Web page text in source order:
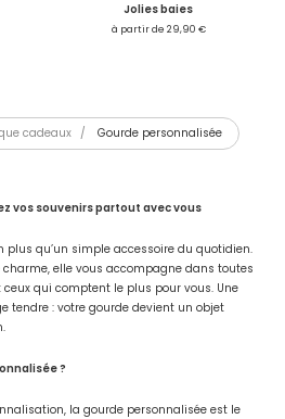
Jolies baies
à partir de 29,90 €
cadeaux / Gourde personnalisée
vos souvenirs partout avec vous
plus qu’un simple accessoire du quotidien.
elle vous accompagne dans toutes
qui comptent le plus pour vous. Une
tendre : votre gourde devient un objet
?
la gourde personnalisée est le